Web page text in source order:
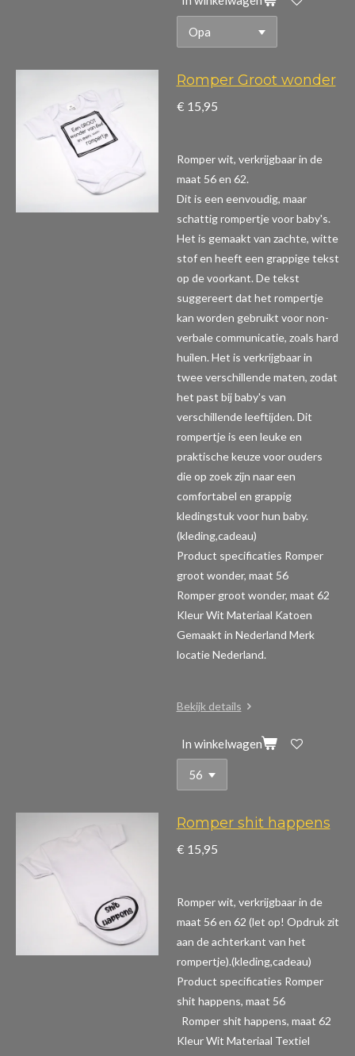
Romper Groot wonder
€ 15,95
Romper wit, verkrijgbaar in de
maat 56 en 62.
Dit is een eenvoudig, maar
schattig rompertje voor baby's.
Het is gemaakt van zachte, witte
stof en heeft een grappige tekst
op de voorkant. De tekst
suggereert dat het rompertje
kan worden gebruikt voor non-
verbale communicatie, zoals hard
huilen. Het is verkrijgbaar in
twee verschillende maten, zodat
het past bij baby's van
verschillende leeftijden. Dit
rompertje is een leuke en
praktische keuze voor ouders
die op zoek zijn naar een
comfortabel en grappig
kledingstuk voor hun baby.
(kleding,cadeau)
Product specificaties Romper
groot wonder, maat 56
Romper groot wonder, maat 62
Kleur Wit Materiaal Katoen
Gemaakt in Nederland Merk
locatie Nederland.
Bekijk details
In winkelwagen
Romper shit happens
€ 15,95
Romper wit, verkrijgbaar in de
maat 56 en 62 (let op! Opdruk zit
aan de achterkant van het
rompertje).(kleding,cadeau)
Product specificaties Romper
shit happens, maat 56
Romper shit happens, maat 62
Kleur Wit Materiaal Textiel